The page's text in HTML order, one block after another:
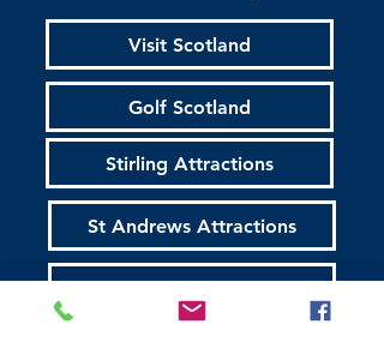
Visit Scotland
Golf Scotland
Stirling Attractions
St Andrews Attractions
Edinburgh Taxis